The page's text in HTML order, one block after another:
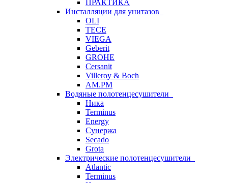
ПРАКТИКА
Инсталляции для унитазов
OLI
TECE
VIEGA
Geberit
GROHE
Cersanit
Villeroy & Boch
AM.PM
Водяные полотенцесушители
Ника
Terminus
Energy
Сунержа
Secado
Grota
Электрические полотенцесушители
Atlantic
Terminus